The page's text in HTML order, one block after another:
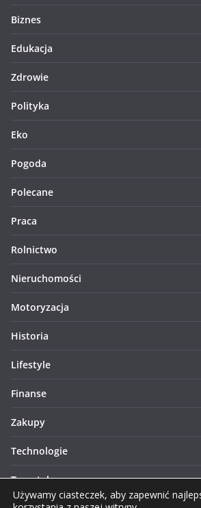
Biznes
Edukacja
Zdrowie
Polityka
Eko
Pogoda
Polecane
Praca
Rolnictwo
Nieruchomości
Motoryzacja
Historia
Lifestyle
Finanse
Zakupy
Technologie
Turystyka
Używamy ciasteczek, aby zapewnić